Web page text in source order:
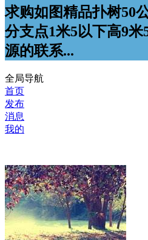
求购如图精品扑树50
分支点1米5以下高9
源的联系...
全局导航
首页
发布
消息
我的